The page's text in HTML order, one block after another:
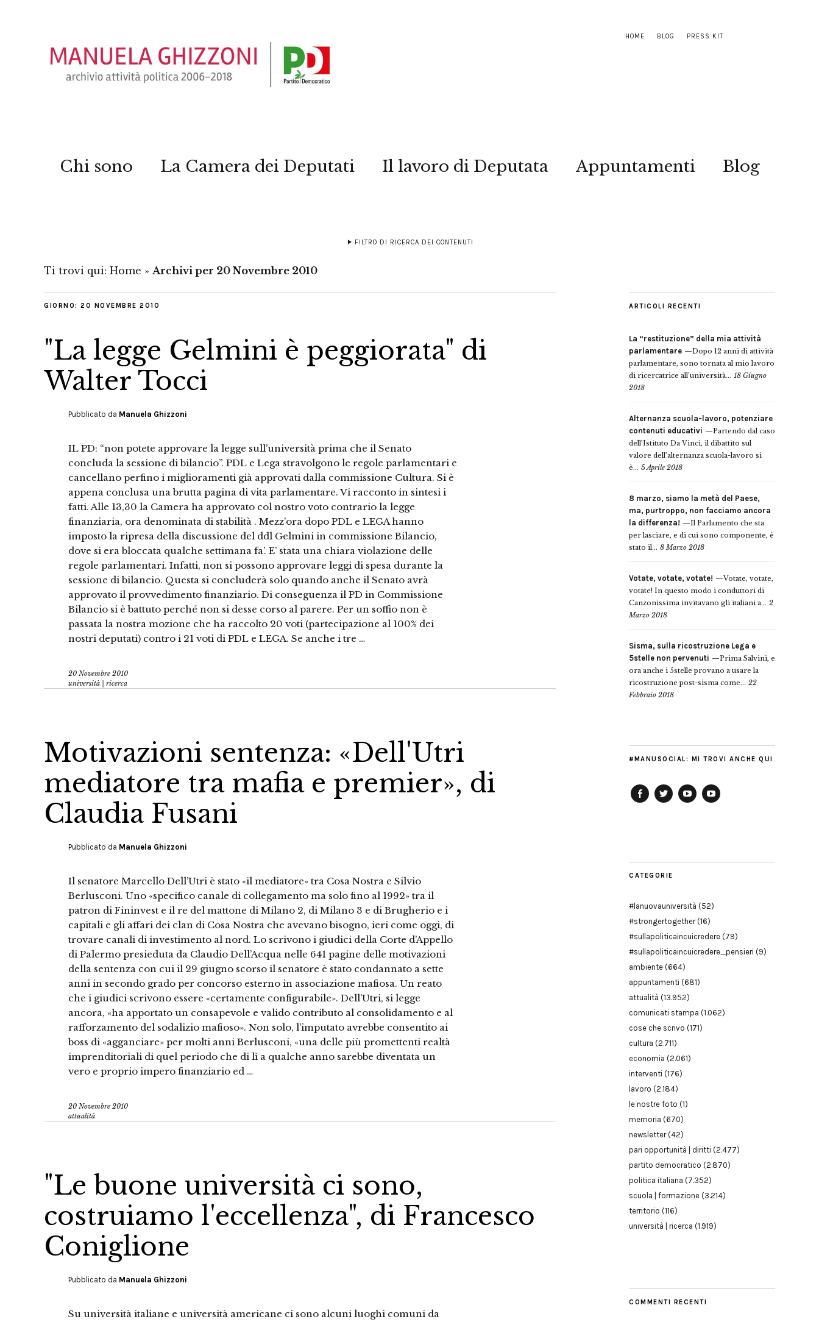
HOME BLOG PRESS KIT
Chi sono La Camera dei Deputati Il lavoro di Deputata Appuntamenti Blog
FILTRO DI RICERCA DEI CONTENUTI
Ti trovi qui: Home » Archivi per 20 Novembre 2010
GIORNO: 20 NOVEMBRE 2010
"La legge Gelmini è peggiorata" di
Walter Tocci
Pubblicato da Manuela Ghizzoni
IL PD: “non potete approvare la legge sull’università prima che il Senato
concluda la sessione di bilancio”. PDL e Lega stravolgono le regole parlamentari e
cancellano perfino i miglioramenti già approvati dalla commissione Cultura. Si è
appena conclusa una brutta pagina di vita parlamentare. Vi racconto in sintesi i
fatti. Alle 13,30 la Camera ha approvato col nostro voto contrario la legge
finanziaria, ora denominata di stabilità . Mezz’ora dopo PDL e LEGA hanno
imposto la ripresa della discussione del ddl Gelmini in commissione Bilancio,
dove si era bloccata qualche settimana fa’. E’ stata una chiara violazione delle
regole parlamentari. Infatti, non si possono approvare leggi di spesa durante la
sessione di bilancio. Questa si concluderà solo quando anche il Senato avrà
approvato il provvedimento finanziario. Di conseguenza il PD in Commissione
Bilancio si è battuto perché non si desse corso al parere. Per un soffio non è
passata la nostra mozione che ha raccolto 20 voti (partecipazione al 100% dei
nostri deputati) contro i 21 voti di PDL e LEGA. Se anche i tre …
20 Novembre 2010
università | ricerca
Motivazioni sentenza: «Dell'Utri
mediatore tra mafia e premier», di
Claudia Fusani
Pubblicato da Manuela Ghizzoni
Il senatore Marcello Dell’Utri è stato «il mediatore» tra Cosa Nostra e Silvio
Berlusconi. Uno «specifico canale di collegamento ma solo fino al 1992» tra il
patron di Fininvest e il re del mattone di Milano 2, di Milano 3 e di Brugherio e i
capitali e gli affari dei clan di Cosa Nostra che avevano bisogno, ieri come oggi, di
trovare canali di investimento al nord. Lo scrivono i giudici della Corte d’Appello
di Palermo presieduta da Claudio Dell’Acqua nelle 641 pagine delle motivazioni
della sentenza con cui il 29 giugno scorso il senatore è stato condannato a sette
anni in secondo grado per concorso esterno in associazione mafiosa. Un reato
che i giudici scrivono essere «certamente configurabile». Dell’Utri, si legge
ancora, «ha apportato un consapevole e valido contributo al consolidamento e al
rafforzamento del sodalizio mafioso». Non solo, l’imputato avrebbe consentito ai
boss di «agganciare» per molti anni Berlusconi, «una delle più promettenti realtà
imprenditoriali di quel periodo che di lì a qualche anno sarebbe diventata un
vero e proprio impero finanziario ed …
20 Novembre 2010
attualità
"Le buone università ci sono,
costruiamo l'eccellenza", di Francesco
Coniglione
Pubblicato da Manuela Ghizzoni
Su università italiane e università americane ci sono alcuni luoghi comuni da
ARTICOLI RECENTI
La “restituzione” della mia attività
parlamentare
Dopo 12 anni di attività
parlamentare, sono tornata al mio lavoro
di ricercatrice all’università... 18 Giugno
2018
Alternanza scuola-lavoro, potenziare
contenuti educativi
Partendo dal caso
dell’Istituto Da Vinci, il dibattito sul
valore dell’alternanza scuola-lavoro si
è... 5 Aprile 2018
8 marzo, siamo la metà del Paese,
ma, purtroppo, non facciamo ancora
la differenza!
Il Parlamento che sta
per lasciare, e di cui sono componente, è
stato il... 8 Marzo 2018
Votate, votate, votate!
Votate, votate,
votate! In questo modo i conduttori di
Canzonissima invitavano gli italiani a... 2
Marzo 2018
Sisma, sulla ricostruzione Lega e
5stelle non pervenuti
Prima Salvini, e
ora anche i 5stelle provano a usare la
ricostruzione post-sisma come... 22
Febbraio 2018
#MANUSOCIAL: MI TROVI ANCHE QUI
CATEGORIE
#lanuovauniversità (52)
#strongertogether(16)
#sullapoliticaincuicredere (79)
#sullapoliticaincuicredere_pensieri (9)
ambiente (664)
appuntamenti (681)
attualità (13.952)
comunicati stampa (1.062)
cose che scrivo (171)
cultura (2.711)
economia (2.061)
interventi (176)
lavoro (2.184)
le nostre foto (1)
memoria (670)
newsletter(42)
pari opportunità | diritti (2.477)
partito democratico (2.870)
politica italiana (7.352)
scuola | formazione (3.214)
territorio (116)
università | ricerca (1.919)
COMMENTI RECENTI